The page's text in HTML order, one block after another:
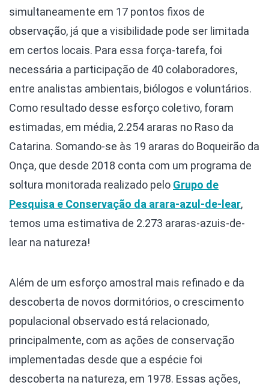
simultaneamente em 17 pontos fixos de
observação, já que a visibilidade pode ser limitada
em certos locais. Para essa força-tarefa, foi
necessária a participação de 40 colaboradores,
entre analistas ambientais, biólogos e voluntários.
Como resultado desse esforço coletivo, foram
estimadas, em média, 2.254 araras no Raso da
Catarina. Somando-se às 19 araras do Boqueirão da
Onça, que desde 2018 conta com um programa de
soltura monitorada realizado pelo Grupo de
Pesquisa e Conservação da arara-azul-de-lear,
temos uma estimativa de 2.273 araras-azuis-de-
lear na natureza!
Além de um esforço amostral mais refinado e da
descoberta de novos dormitórios, o crescimento
populacional observado está relacionado,
principalmente, com as ações de conservação
implementadas desde que a espécie foi
descoberta na natureza, em 1978. Essas ações,